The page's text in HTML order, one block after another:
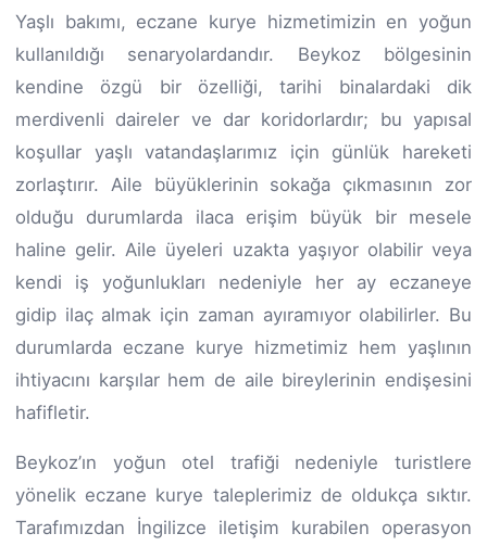
Yaşlı bakımı, eczane kurye hizmetimizin en yoğun
kullanıldığı senaryolardandır. Beykoz bölgesinin
kendine özgü bir özelliği, tarihi binalardaki dik
merdivenli daireler ve dar koridorlardır; bu yapısal
koşullar yaşlı vatandaşlarımız için günlük hareketi
zorlaştırır. Aile büyüklerinin sokağa çıkmasının zor
olduğu durumlarda ilaca erişim büyük bir mesele
haline gelir. Aile üyeleri uzakta yaşıyor olabilir veya
kendi iş yoğunlukları nedeniyle her ay eczaneye
gidip ilaç almak için zaman ayıramıyor olabilirler. Bu
durumlarda eczane kurye hizmetimiz hem yaşlının
ihtiyacını karşılar hem de aile bireylerinin endişesini
hafifletir.
Beykoz’ın yoğun otel trafiği nedeniyle turistlere
yönelik eczane kurye taleplerimiz de oldukça sıktır.
Tarafımızdan İngilizce iletişim kurabilen operasyon